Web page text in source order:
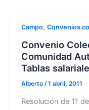
Campo, Convenios
Convenio
Comunidad
Tablas
Alberto /1 abril, 2011
Resolución de 11